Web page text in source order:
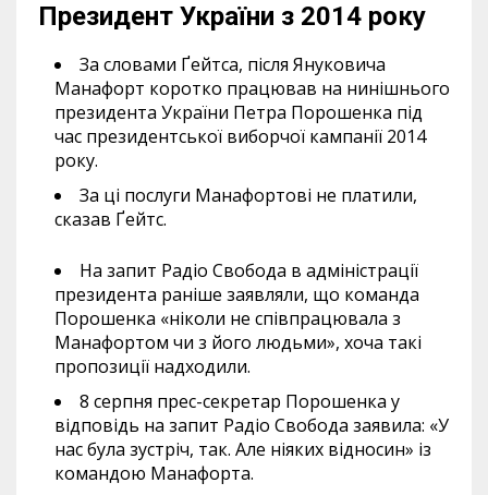
Президент України з 2014 року
За словами Ґейтса, після Януковича
Манафорт коротко працював на нинішнього
президента України Петра Порошенка під
час президентської виборчої кампанії 2014
року.
За ці послуги Манафортові не платили,
сказав Ґейтс.
​На запит Радіо Свобода в адміністрації
президента раніше заявляли, що команда
Порошенка «ніколи не співпрацювала з
Манафортом чи з його людьми», хоча такі
пропозиції надходили.
8 серпня прес-секретар Порошенка у
відповідь на запит Радіо Свобода заявила: «У
нас була зустріч, так. Але ніяких відносин» із
командою Манафорта.